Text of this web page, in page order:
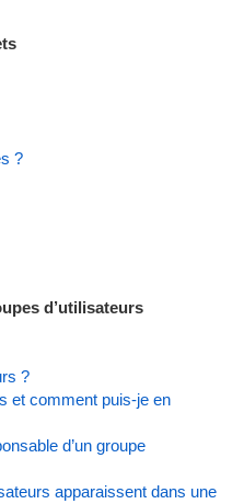
?
d’utilisateurs
?
et comment puis-je en
d’un groupe
apparaissent dans une